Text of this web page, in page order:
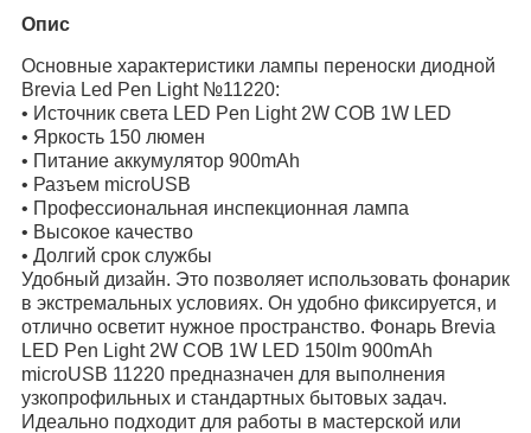
Опис
Основные характеристики лампы переноски диодной
Brevia Led Pen Light №11220:
• Источник света LED Pen Light 2W COB 1W LED
• Яркость 150 люмен
• Питание аккумулятор 900mAh
• Разъем microUSB
• Профессиональная инспекционная лампа
• Высокое качество
• Долгий срок службы
Удобный дизайн. Это позволяет использовать фонарик
в экстремальных условиях. Он удобно фиксируется, и
отлично осветит нужное пространство. Фонарь Brevia
LED Pen Light 2W COB 1W LED 150lm 900mAh
microUSB 11220 предназначен для выполнения
узкопрофильных и стандартных бытовых задач.
Идеально подходит для работы в мастерской или